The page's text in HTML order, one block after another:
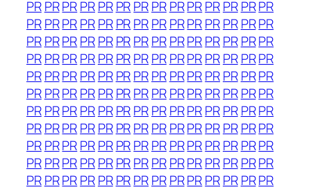
PRPRPRPRPR PRPRPRPRPRPRPR PRPR
PRPRPRPRPR PRPRPRPRPRPRPR PRPR
PRPRPRPRPR PRPRPRPRPRPRPR PRPR
PRPRPRPRPR PRPRPRPRPRPRPR PRPR
PRPRPRPRPR PRPRPRPRPRPRPR PRPR
PRPRPRPRPR PRPRPRPRPRPRPR PRPR
PRPRPRPRPR PRPRPRPRPRPRPR PRPR
PRPRPRPRPR PRPRPRPRPRPRPR PRPR
PRPRPRPRPR PRPRPRPRPRPRPR PRPR
PRPRPRPRPR PRPRPRPRPRPRPR PRPR
PRPRPRPRPR PRPRPRPRPRPRPR PRPR